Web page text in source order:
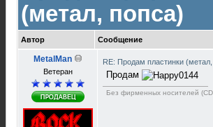
(метал, попса)
Автор Сообщение
MetalMan
Ветеран
RE: Продам пластинки
Продам
Без фирменных носителей